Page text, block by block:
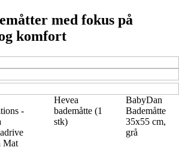
med fokus på
komfort
-
Mat
Hevea
bademåtte (1
stk)
BabyDan
Bademåtte
35x55 cm,
grå